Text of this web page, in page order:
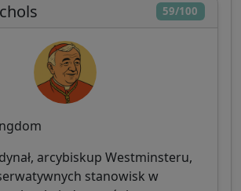
59/100
arcybiskup Westminsteru,
stanowisk w